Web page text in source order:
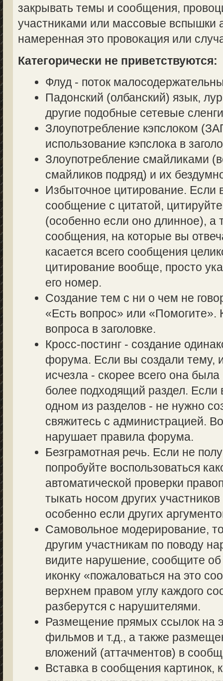
закрывать темы и сообщения,
участниками или массовые вспышки
намеренная это провокация или
Категорически не приветствуются:
Флуд - поток
Падонский (олбанский) язык,
другие подобные сетевые
Злоупотребление кэпслоком
использование кэпслока в
Злоупотребление смайликами
смайликов подряд) и их
Избыточное цитирование. Если
сообщение с цитатой,
(особенно если оно длинное), а
сообщения, на которые вы
касается всего сообщения
цитирование вообще, просто
его номер.
Создание тем с ни о чем не
«Есть вопрос» или «Помогите».
вопроса в заголовке.
Кросс-постинг - создание
форума. Если вы создали тему,
исчезла - скорее всего она
более подходящий раздел.
одном из разделов - не нужно
свяжитесь с администрацией.
нарушает правила форума.
Безграмотная речь. Если не
попробуйте воспользоваться
автоматической проверки
тыкать носом других
особенно если других
Самовольное модерирование,
другим участникам по поводу
видите нарушение, сообщите
иконку «пожаловаться на это
верхнем правом углу каждого
разберутся с нарушителями.
Размещение прямых ссылок на
фильмов и т.д., а также
вложений (аттачментов) в
Вставка в сообщения картинок,